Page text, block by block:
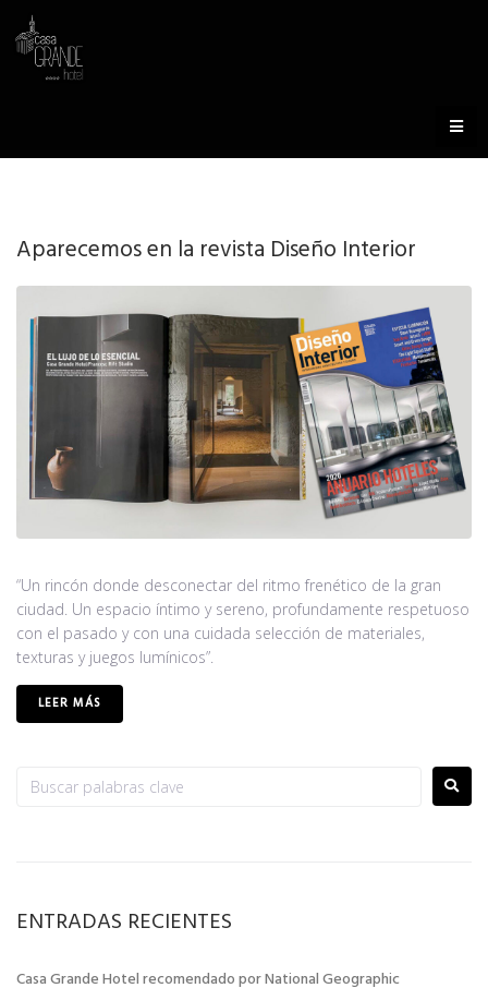
Aparecemos en la revista Diseño Interior
“Un rincón donde desconectar del ritmo frenético de la gran
ciudad. Un espacio íntimo y sereno, profundamente respetuoso
con el pasado y con una cuidada selección de materiales,
texturas y juegos lumínicos”.
LEER MÁS
ENTRADAS RECIENTES
Casa Grande Hotel recomendado por National Geographic